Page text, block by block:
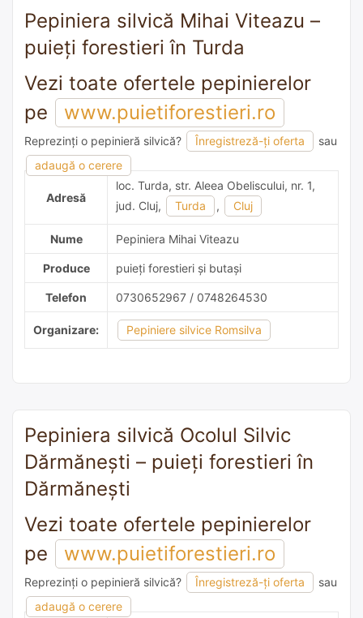
Pepiniera silvică Mihai Viteazu –
puieți forestieri în Turda
Vezi toate ofertele pepinierelor
pe
www.puietiforestieri.ro
Reprezinți o pepinieră silvică? Înregistreză-ți oferta
sau
adaugă o cerere
1 recomandare
Adresă
loc. Turda, str. Aleea Obeliscului, nr. 1,
jud. Cluj,
Turda , Cluj
Nume Pepiniera Mihai Viteazu
Produce puieți forestieri și butași
Telefon 0730652967 / 0748264530
Organizare: Pepiniere silvice Romsilva
Pepiniera silvică Ocolul Silvic
Dărmăneşti – puieți forestieri în
Dărmăneşti
Vezi toate ofertele pepinierelor
pe
www.puietiforestieri.ro
Reprezinți o pepinieră silvică? Înregistreză-ți oferta
sau
adaugă o cerere
adaugă o recomandare